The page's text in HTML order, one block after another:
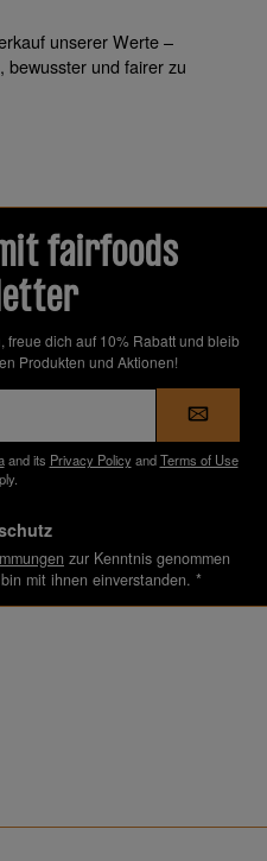
unserer Werte –
bewusster und fairer zu
fairfoods
freue dich auf 10% Rabatt und bleib
Produkten und Aktionen!
and its Privacy Policy andTerms of Use
zur Kenntnis genommen
mit ihnen einverstanden. *